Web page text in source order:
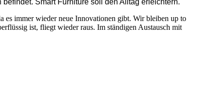
Smart Furniture soll den Alltag erleichtern.
es immer wieder neue Innovationen gibt. Wir bleiben up to
ist, fliegt wieder raus. Im ständigen Austausch mit